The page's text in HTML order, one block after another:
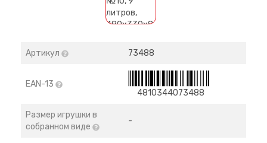
Артикул 73488
EAN-13
4810344073488
Размер игрушки в
собранном виде
-